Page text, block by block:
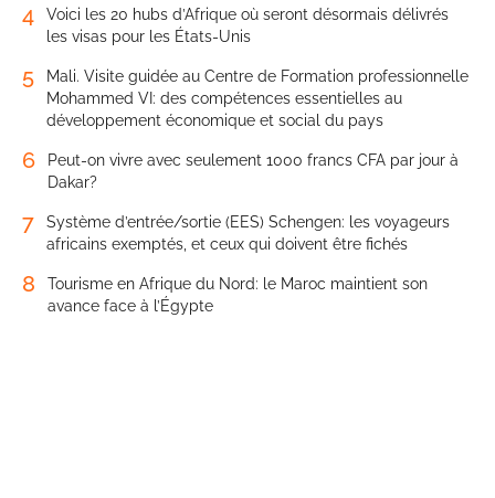
4
Voici les 20 hubs d’Afrique où seront désormais délivrés
les visas pour les États-Unis
5
Mali. Visite guidée au Centre de Formation professionnelle
Mohammed VI: des compétences essentielles au
développement économique et social du pays
6
Peut-on vivre avec seulement 1000 francs CFA par jour à
Dakar?
7
Système d’entrée/sortie (EES) Schengen: les voyageurs
africains exemptés, et ceux qui doivent être fichés
8
Tourisme en Afrique du Nord: le Maroc maintient son
avance face à l’Égypte